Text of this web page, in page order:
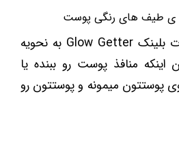
ی طیف های رنگی پوست
فرمولاسیون پالت صورت بلینک Glow Getter به نحویه
منافذ پوست رو ببنده یا
پوستتون میمونه و پوستتون رو